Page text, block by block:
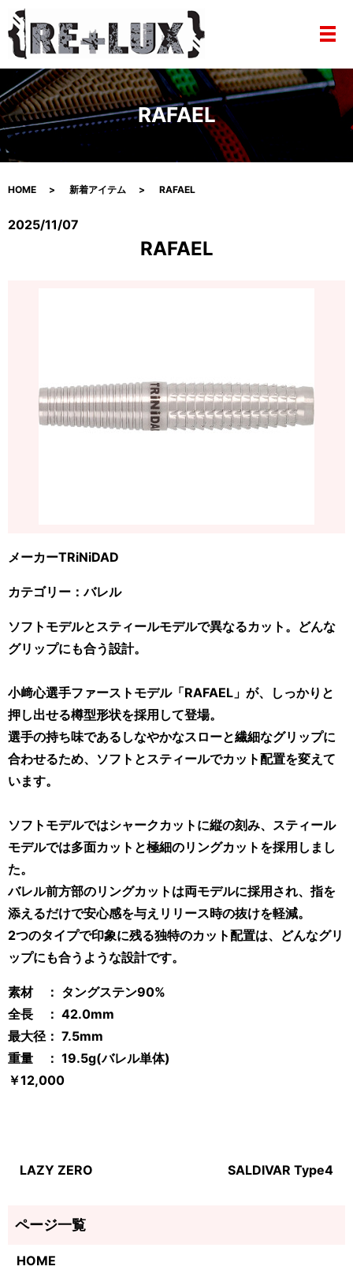
メ
RAFAEL
HOME 新着アイテム RAFAEL
2025/11/07
RAFAEL
メーカーTRiNiDAD
カテゴリー：バレル
ソフトモデルとスティールモデルで異なるカット。どんな
グリップにも合う設計。
小﨑心選手ファーストモデル「RAFAEL」が、しっかりと
押し出せる樽型形状を採用して登場。
選手の持ち味であるしなやかなスローと繊細なグリップに
合わせるため、ソフトとスティールでカット配置を変えて
います。
ソフトモデルではシャークカットに縦の刻み、スティール
モデルでは多面カットと極細のリングカットを採用しまし
た。
バレル前方部のリングカットは両モデルに採用され、指を
添えるだけで安心感を与えリリース時の抜けを軽減。
2つのタイプで印象に残る独特のカット配置は、どんなグリ
ップにも合うような設計です。
素材 ： タングステン90%
全長 ： 42.0mm
最大径： 7.5mm
重量 ： 19.5g(バレル単体)
￥12,000
LAZY ZERO SALDIVAR Type4
HOME